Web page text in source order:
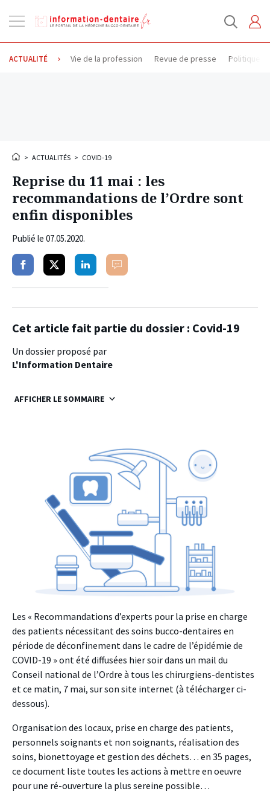
la
navigation
ACTUALITÉ Vie de la profession Revue de presse Politique
> ACTUALITÉS > COVID-19
Reprise du 11 mai : les
recommandations de l’Ordre sont
enfin disponibles
Publié le 07.05.2020.
PartagerPartagerPartagerCommenter
Cet article fait partie du dossier : Covid-19
Un dossier proposé par
L'Information Dentaire
AFFICHER LE SOMMAIRE
Les « Recommandations d’experts pour la prise en charge
des patients nécessitant des soins bucco-dentaires en
période de déconfinement dans le cadre de l’épidémie de
COVID-19 » ont été diffusées hier soir dans un mail du
Conseil national de l’Ordre à tous les chirurgiens-dentistes
et ce matin, 7 mai, sur son site internet (à télécharger ci-
dessous).
Organisation des locaux, prise en charge des patients,
personnels soignants et non soignants, réalisation des
soins, bionettoyage et gestion des déchets… en 35 pages,
ce document liste toutes les actions à mettre en oeuvre
pour une ré-ouverture la plus sereine possible…